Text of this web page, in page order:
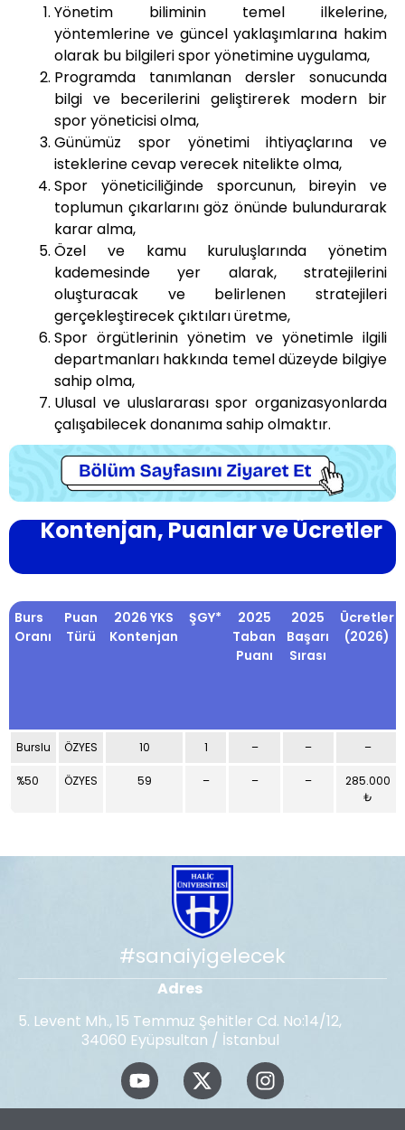
Yönetim biliminin temel ilkelerine,
yöntemlerine ve güncel yaklaşımlarına hakim
olarak bu bilgileri spor yönetimine uygulama,
Programda tanımlanan dersler sonucunda
bilgi ve becerilerini geliştirerek modern bir
spor yöneticisi olma,
Günümüz spor yönetimi ihtiyaçlarına ve
isteklerine cevap verecek nitelikte olma,
Spor yöneticiliğinde sporcunun, bireyin ve
toplumun çıkarlarını göz önünde bulundurarak
karar alma,
Özel ve kamu kuruluşlarında yönetim
kademesinde yer alarak, stratejilerini
oluşturacak ve belirlenen stratejileri
gerçekleştirecek çıktıları üretme,
Spor örgütlerinin yönetim ve yönetimle ilgili
departmanları hakkında temel düzeyde bilgiye
sahip olma,
Ulusal ve uluslararası spor organizasyonlarda
çalışabilecek donanıma sahip olmaktır.
Kontenjan, Puanlar ve Ücretler
Burs
Oranı
Puan
Türü
2026 YKS
Kontenjan
ŞGY*
2025
Taban
Puanı
2025
Başarı
Sırası
Ücretler
(2026)
Burslu ÖZYES 10 1 – – –
%50 ÖZYES 59 – – –
285.000
₺
#sanaiyigelecek
Adres
5. Levent Mh., 15 Temmuz Şehitler Cd. No:14/12,
34060 Eyüpsultan / İstanbul